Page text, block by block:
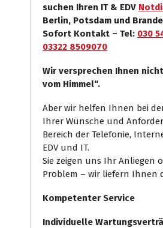
suchen Ihren IT & EDV
Berlin, Potsdam und
Sofort Kontakt – Tel: 030
03322 8509070
Wir versprechen Ihnen
vom Himmel“.
Aber wir helfen Ihnen bei
Ihrer Wünsche und
Bereich der Telefonie,
EDV und IT.
Sie zeigen uns Ihr Anliegen
Problem – wir liefern Ihnen
Kompetenter Service
Individuelle